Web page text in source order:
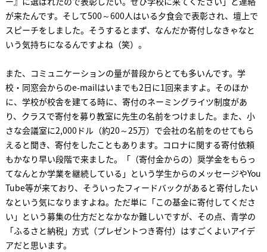
が来たんです。そして500～600人はいる夕食会で表彰され、壇上で
スピーチをしました。そうするとまず、なんだか寄付しなきゃなと
いう気持ちになるんですよね（笑）。
また、コミュニケーションの量が普段からとても多いんです。学
校・同窓会からのe-mailはいまでも2日に1回来ますよ。そのほか
に、学校が校舎を建てる時に、寄付のネーミングライツ制度があ
り、クラスで寄付を募り教室に先生の名前をつけました。また、小
さな会議室に2,000ドル（約20～25万）で会社の名前をのせてもら
えると聞き、寄付をしたこともあります。コロナに関する寄付依頼
もかなり早い段階で来ました。「（寄付金からの）奨学金をもらっ
てなんとか学業を継続している」という学生からのメッセージやYou
Tube等が来ており、そういったフィードバックがあると寄付したい
なという気になりますよね。ただ単に「この基金に寄付してくださ
い」という募集の仕方だとなかなか難しいですが、その点、青学の
「ふるさと納税」方式（プレゼントつき寄付）はすごくよいアイデ
アだと思います。